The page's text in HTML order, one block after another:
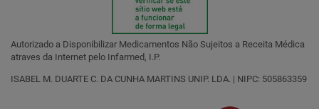
Autorizado a Disponibilizar Medicamentos Não Sujeitos a Receita Médica
atraves da Internet pelo Infarmed, I.P.
ISABEL M. DUARTE C. DA CUNHA MARTINS UNIP. LDA. | NIPC: 505863359